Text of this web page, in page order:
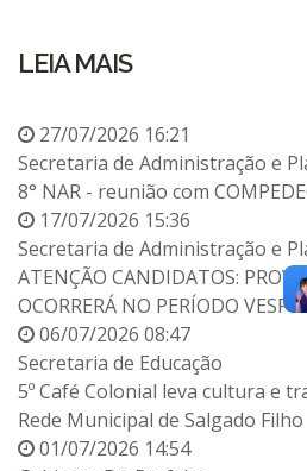
LEIA MAIS
27/07/2026 16:21
Secretaria de Administração e
8° NAR - reunião com
17/07/2026 15:36
Secretaria de Administração e
ATENÇÃO CANDIDATOS:
OCORRERÁ NO PERÍODO
06/07/2026 08:47
Secretaria de Educação
5º Café Colonial leva cultura e
Rede Municipal de Salgado Filho
01/07/2026 14:54